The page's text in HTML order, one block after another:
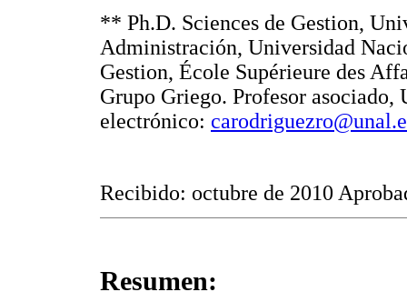
** Ph.D. Sciences de Gestion,
Administración, Universidad
Gestion, École Supérieure des
Grupo Griego. Profesor
electrónico:
Recibido: octubre de 2010
Resumen: